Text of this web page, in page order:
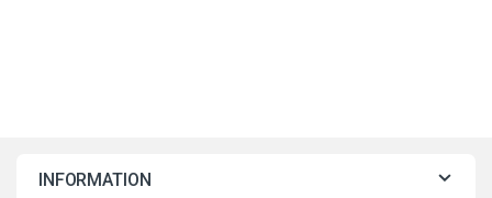
INFORMATION